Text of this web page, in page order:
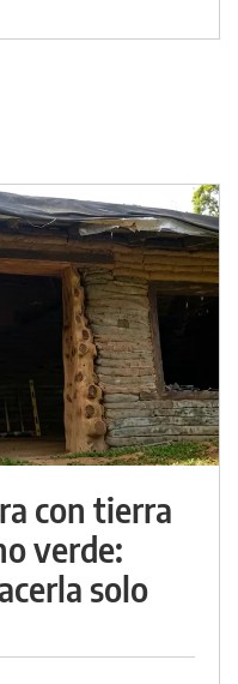
con tierra
verde:
solo